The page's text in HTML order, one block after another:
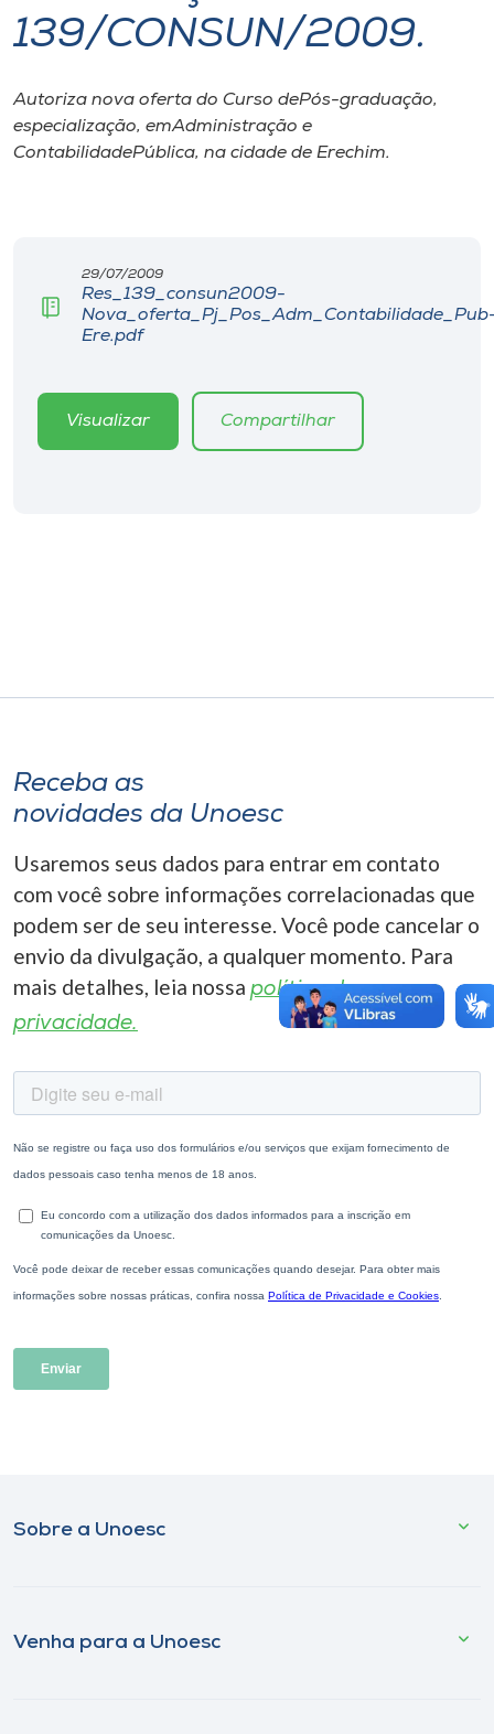
I.nova
Diplomados
Biblioteca
Rádio
A+
139/CONSUN/2009.
Autoriza nova oferta do Curso dePós-graduação,
especialização, emAdministração e
ContabilidadePública, na cidade de Erechim.
29/07/2009
Res_139_consun2009-
Ere.pdf
Visualizar Compartilhar
Receba as
novidades da Unoesc
Usaremos seus dados para entrar em contato
com você sobre informações correlacionadas que
podem ser de seu interesse. Você pode cancelar o
envio da divulgação, a qualquer momento. Para
mais detalhes, leia nossa política de
privacidade.
Sobre a Unoesc
Venha para a Unoesc